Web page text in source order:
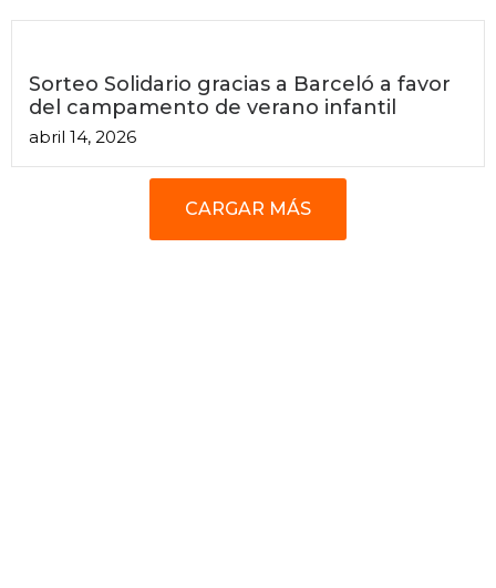
Sorteo Solidario gracias a Barceló a favor
del campamento de verano infantil
abril 14, 2026
CARGAR MÁS